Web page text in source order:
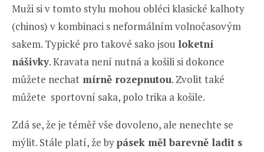
Muži si v tomto stylu mohou obléci klasické kalhoty
(chinos) v kombinaci s neformálním volnočasovým
sakem. Typické pro takové sako jsou loketní
nášivky. Kravata není nutná a košili si dokonce
můžete nechat mírně rozepnutou. Zvolit také
můžete sportovní saka, polo trika a košile.
Zdá se, že je téměř vše dovoleno, ale nenechte se
mýlit. Stále platí, že bypásek měl barevně ladit s